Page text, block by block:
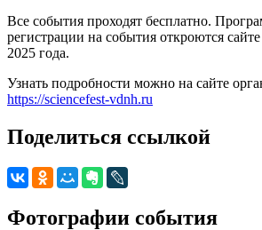
Все события проходят бесплатно.
регистрации на события откроются
2025 года.
Узнать подробности можно на сайте
https://sciencefest-vdnh.ru
Поделиться ссылкой
Фотографии события